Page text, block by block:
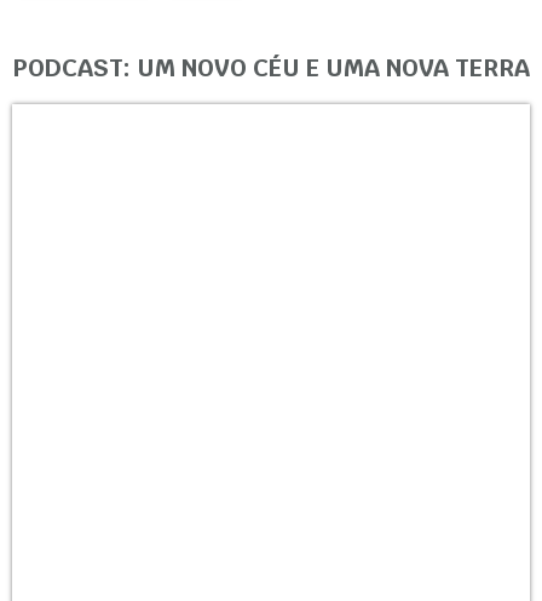
PODCAST: UM NOVO CÉU E UMA NOVA TERRA